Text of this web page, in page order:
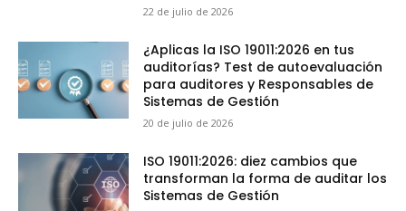
22 de julio de 2026
¿Aplicas la ISO 19011:2026 en tus
auditorías? Test de autoevaluación
para auditores y Responsables de
Sistemas de Gestión
20 de julio de 2026
ISO 19011:2026: diez cambios que
transforman la forma de auditar los
Sistemas de Gestión